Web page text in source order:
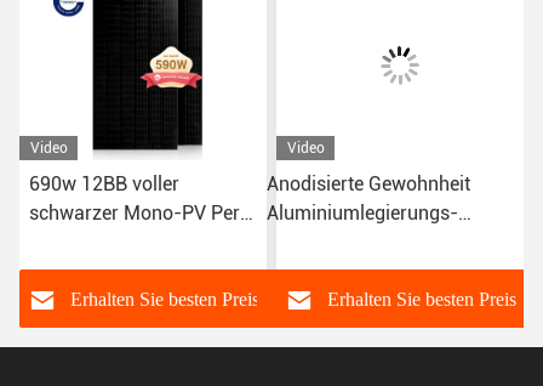
Video
690w 12BB voller
schwarzer Mono-PV Perc
Verbindungsstück MC4
Erhalten Sie besten Preis
Video
Anodisierte Gewohnheit
Aluminiumlegierungs-
Monogesichtssonnenkollektor-
PERC Half Cells 670W
Erhalten Sie besten Preis